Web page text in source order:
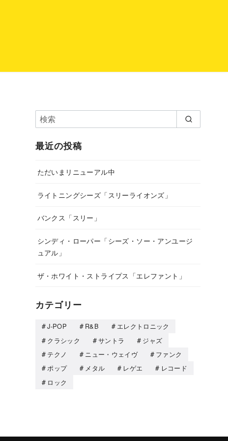
最近の投稿
ただいまリニューアル中
ライトニングシーズ「スリーライオンズ」
バンクス「スリー」
シンディ・ローパー「シーズ・ソー・アンユージ
ュアル」
ザ・ホワイト・ストライプス「エレファント」
カテゴリー
J-POP R&B
エレクトロニック
クラシック
サントラ
ジャズ
テクノ
ニュー・ウェイヴ
ファンク
ポップ
メタル レゲエ
レコード
ロック